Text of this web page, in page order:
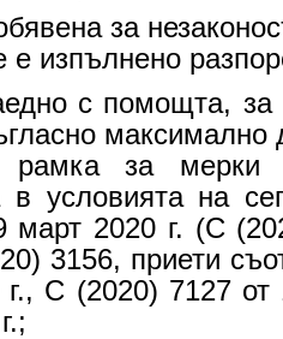
за
е изпълнено
с помощта, за
максимално
рамка за
в условията на
март 2020 г. (C
3156, приети
C (2020) 7127